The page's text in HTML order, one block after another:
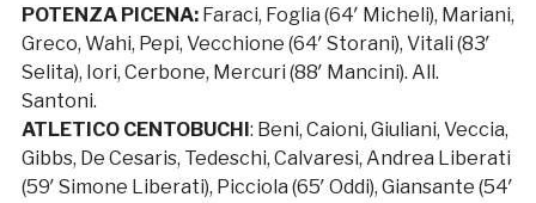
POTENZA PICENA:Faraci, Foglia (64′ Micheli), Mariani,
Greco, Wahi, Pepi, Vecchione (64′ Storani), Vitali (83′
Selita), Iori, Cerbone, Mercuri (88′ Mancini). All.
Santoni.
ATLETICO CENTOBUCHI : Beni, Caioni, Giuliani, Veccia,
Gibbs, De Cesaris, Tedeschi, Calvaresi, Andrea Liberati
(59′ Simone Liberati), Picciola (65′ Oddi), Giansante (54′